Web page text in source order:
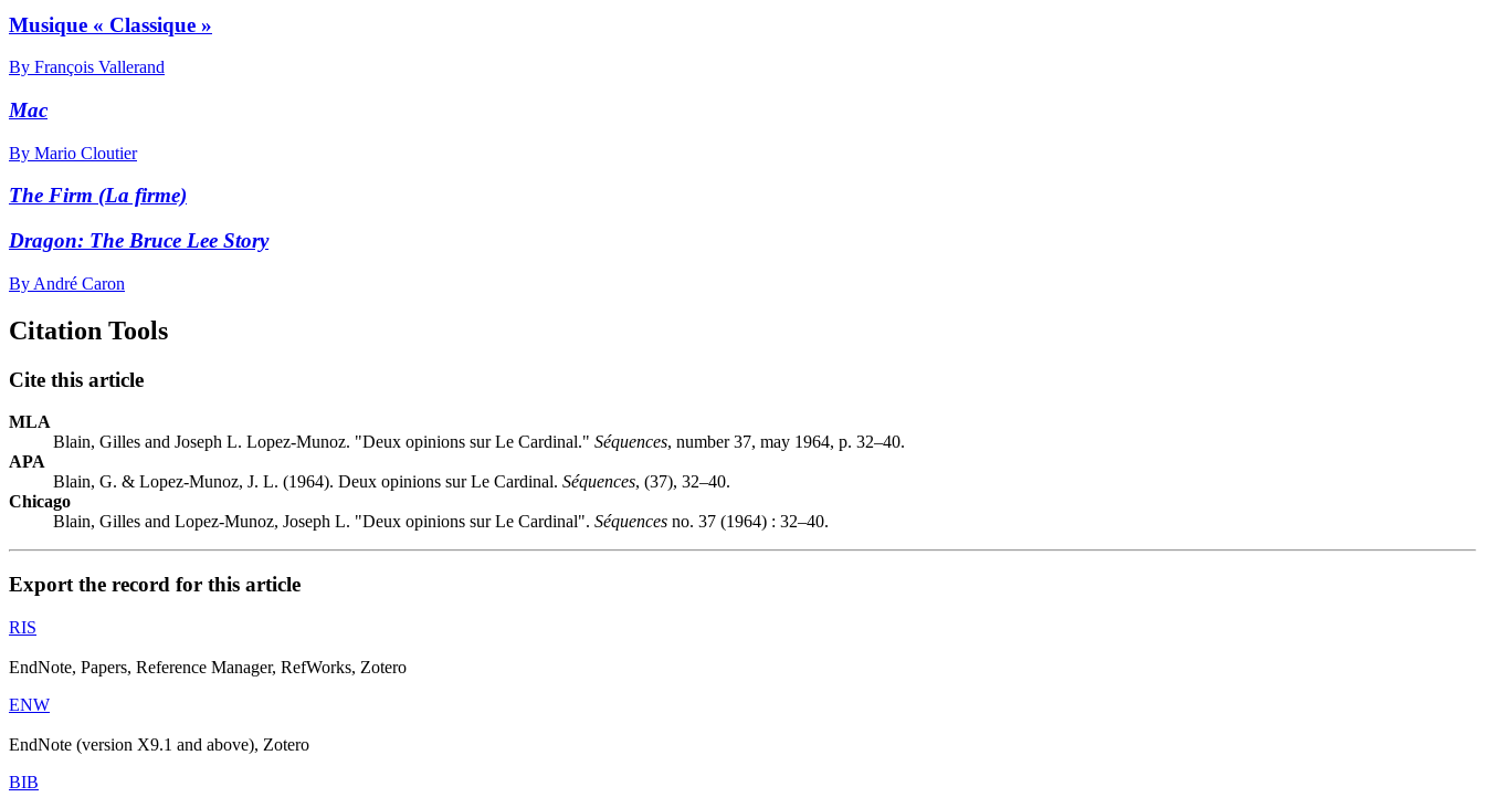
Musique « Classique »
By François Vallerand
Mac
By Mario Cloutier
The Firm (La firme)
Dragon: The Bruce Lee Story
By André Caron
Citation Tools
Cite this article
MLA
Blain, Gilles and Joseph L. Lopez-Munoz. "Deux opinions sur Le Cardinal." Séquences, number 37, may 1964, p. 32–40.
APA
Blain, G. & Lopez-Munoz, J. L. (1964). Deux opinions sur Le Cardinal. Séquences, (37), 32–40.
Chicago
Blain, Gilles and Lopez-Munoz, Joseph L. "Deux opinions sur Le Cardinal". Séquences no. 37 (1964) : 32–40.
Export the record for this article
RIS
EndNote, Papers, Reference Manager, RefWorks, Zotero
ENW
EndNote (version X9.1 and above), Zotero
BIB